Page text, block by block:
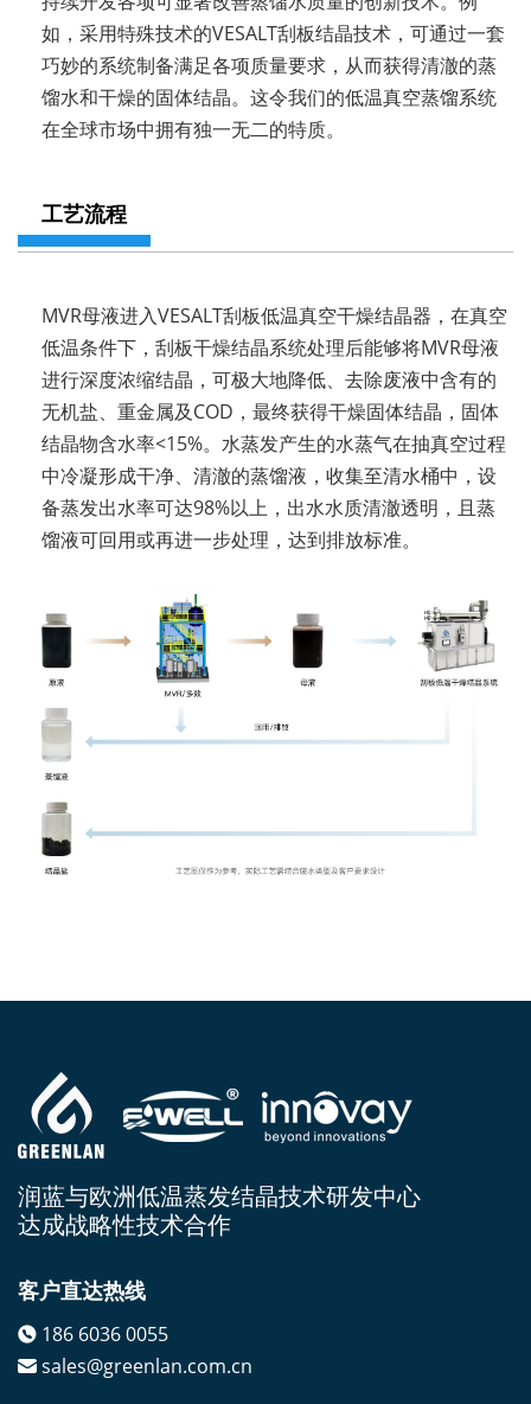
如，采用特殊技术的VESALT刮板结晶技术，可通过一套
巧妙的系统制备满足各项质量要求，从而获得清澈的蒸
馏水和干燥的固体结晶。这令我们的低温真空蒸馏系统
在全球市场中拥有独一无二的特质。
工艺流程
MVR母液进入VESALT刮板低温真空干燥结晶器，在真空
低温条件下，刮板干燥结晶系统处理后能够将MVR母液
进行深度浓缩结晶，可极大地降低、去除废液中含有的
无机盐、重金属及COD，最终获得干燥固体结晶，固体
结晶物含水率<15%。水蒸发产生的水蒸气在抽真空过程
中冷凝形成干净、清澈的蒸馏液，收集至清水桶中，设
备蒸发出水率可达98%以上，出水水质清澈透明，且蒸
馏液可回用或再进一步处理，达到排放标准。
润蓝与欧洲低温蒸发结晶技术研发中心
达成战略性技术合作
客户直达热线
186 6036 0055
sales@greenlan.com.cn